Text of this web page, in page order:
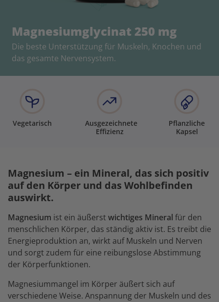
Magnesiumglycinat 250 mg
Die beste Unterstützung für Muskeln, Knochen und
das gesamte Nervensystem.
Vegetarisch
Ausgezeichnete
Effizienz
Pflanzliche
Kapsel
Magnesium – ein Mineral, das sich positiv
auf den Körper und das Wohlbefinden
auswirkt.
Magnesium ist ein äußerstwichtiges Mineral für den
menschlichen Körper, das ständig aktiv ist. Es treibt die
Energieproduktion an, wirkt auf Muskeln und Nerven
und sorgt zudem für eine reibungslose Abstimmung
der Körperfunktionen.
Magnesiummangel im Körper äußert sich auf
verschiedene Weise. Anspannung der Muskeln und des